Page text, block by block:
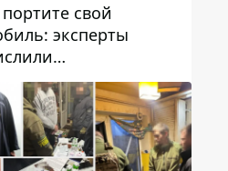
свой
эксперты
водителей,
на самом деле
машине